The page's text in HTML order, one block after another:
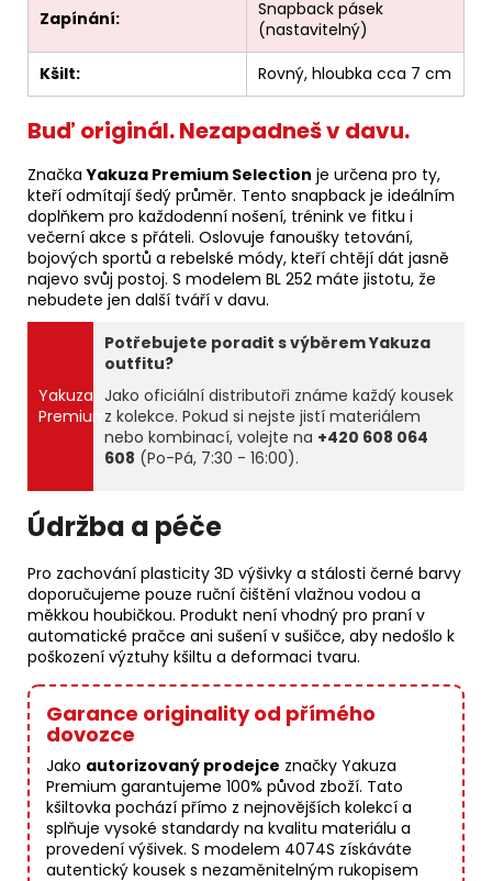
Zapínání:
Snapback pásek
(nastavitelný)
Kšilt:
Rovný, hloubka cca 7 cm
Buď originál. Nezapadneš v davu.
ZnačkaYakuza Premium Selection je určena pro ty,
kteří odmítají šedý průměr. Tento snapback je ideálním
doplňkem pro každodenní nošení, trénink ve fitku i
večerní akce s přáteli. Oslovuje fanoušky tetování,
bojových sportů a rebelské módy, kteří chtějí dát jasně
najevo svůj postoj. S modelem BL 252 máte jistotu, že
nebudete jen další tváří v davu.
Yakuza
Premium
Potřebujete poradit s výběrem Yakuza
outfitu?
Jako oficiální distributoři známe každý kousek
z kolekce. Pokud si nejste jistí materiálem
nebo kombinací, volejte na +420 608 064
608 (Po-Pá, 7:30 - 16:00).
Údržba a péče
Pro zachování plasticity 3D výšivky a stálosti černé barvy
doporučujeme pouze ruční čištění vlažnou vodou a
měkkou houbičkou. Produkt není vhodný pro praní v
automatické pračce ani sušení v sušičce, aby nedošlo k
poškození výztuhy kšiltu a deformaci tvaru.
Garance originality od přímého
dovozce
Jako autorizovaný prodejce značky Yakuza
Premium garantujeme 100% původ zboží. Tato
kšiltovka pochází přímo z nejnovějších kolekcí a
splňuje vysoké standardy na kvalitu materiálu a
provedení výšivek. S modelem 4074S získáváte
autentický kousek s nezaměnitelným rukopisem